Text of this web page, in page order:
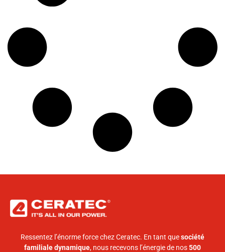
Ressentez l’énorme force chez Ceratec. En tant quesociété
familiale dynamique, nous recevons l’énergie de nos500